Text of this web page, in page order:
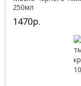
250мл
1470р.